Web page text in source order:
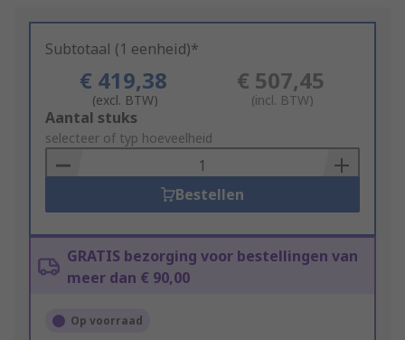
Subtotaal (1 eenheid)*
€ 419,38
(excl. BTW)
€ 507,45
(incl. BTW)
Add
to
Basket
Aantal stuks
selecteer of typ hoeveelheid
Bestellen
GRATIS bezorging voor bestellingen van
meer dan € 90,00
Op voorraad